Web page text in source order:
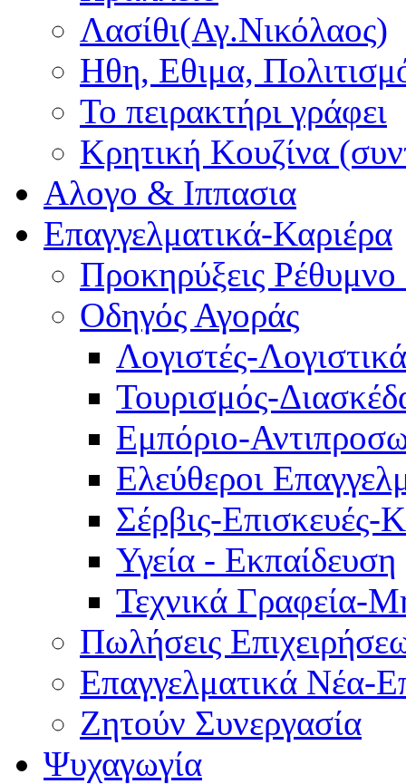
Λασίθι(Αγ.Νικόλαος)
Ηθη, Εθιμα,
Το πειρακτήρι γράφει
Κρητική Κουζίνα
Αλογο & Ιππασια
Επαγγελματικά-Καριέρα
Προκηρύξεις
Οδηγός Αγοράς
Λογιστές-
Τουρισμός-
Εμπόριο-
Ελεύθεροι
Σέρβις-Επισκευές-
Υγεία - Εκπαίδευση
Τεχνικά Γραφεία-
Πωλήσεις
Επαγγελματικά Νέα-
Ζητούν Συνεργασία
Ψυχαγωγία